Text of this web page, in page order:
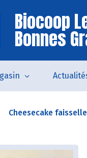
Biocoop
Bonnes
Cheesecake